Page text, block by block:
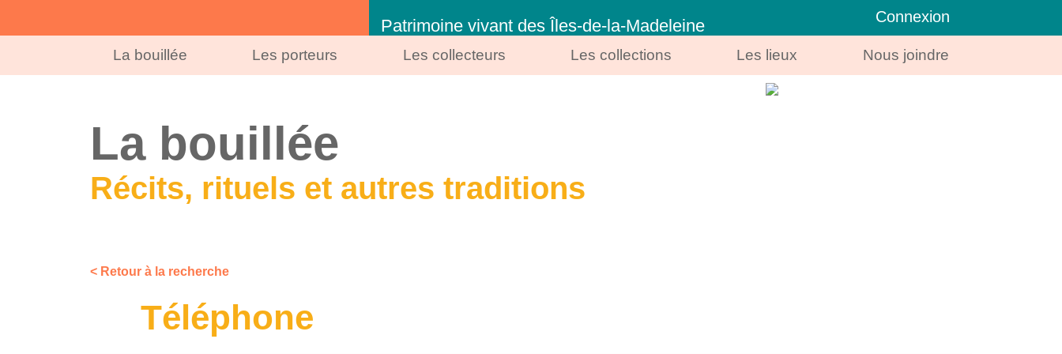
Patrimoine vivant des Îles-de-la-Madeleine Connexion
La bouillée Les porteurs Les collecteurs Les collections Les lieux Nous joindre
La bouillée
Récits, rituels et autres traditions
< Retour à la recherche
Téléphone